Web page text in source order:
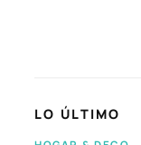
LO ÚLTIMO